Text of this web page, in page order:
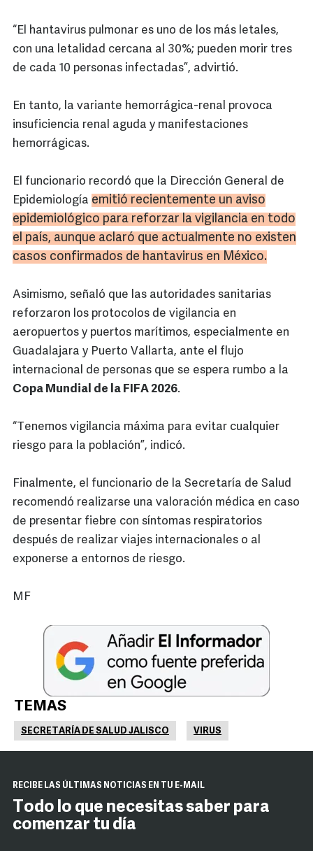
“El hantavirus pulmonar es uno de los más letales,
con una letalidad cercana al 30%; pueden morir tres
de cada 10 personas infectadas”, advirtió.
En tanto, la variante hemorrágica-renal provoca
insuficiencia renal aguda y manifestaciones
hemorrágicas.
El funcionario recordó que la Dirección General de
Epidemiología emitió recientemente un aviso
epidemiológico para reforzar la vigilancia en todo
el país, aunque aclaró que actualmente no existen
casos confirmados de hantavirus en México.
Asimismo, señaló que las autoridades sanitarias
reforzaron los protocolos de vigilancia en
aeropuertos y puertos marítimos, especialmente en
Guadalajara y Puerto Vallarta, ante el flujo
internacional de personas que se espera rumbo a la
Copa Mundial de la FIFA 2026.
“Tenemos vigilancia máxima para evitar cualquier
riesgo para la población”, indicó.
Finalmente, el funcionario de la Secretaría de Salud
recomendó realizarse una valoración médica en caso
de presentar fiebre con síntomas respiratorios
después de realizar viajes internacionales o al
exponerse a entornos de riesgo.
MF
TEMAS
SECRETARÍA DE SALUD JALISCO VIRUS
RECIBE LAS ÚLTIMAS NOTICIAS EN TU E-MAIL
Todo lo que necesitas saber para
comenzar tu día